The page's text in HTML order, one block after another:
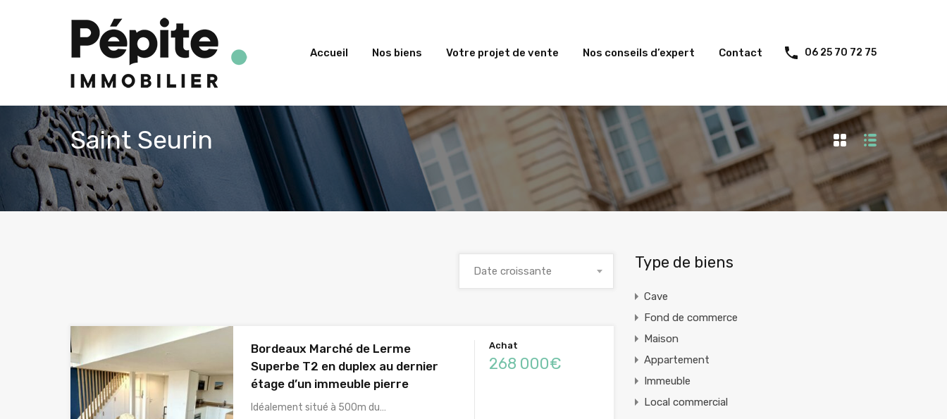
Accueil Nos biens Votre projet de vente Nos conseils d’expert Contact 06 25 70 72 75
Saint Seurin
Date croissante
Bordeaux Marché de Lerme
Superbe T2 en duplex au dernier
étage d’un immeuble pierre
Idéalement situé à 500m du…
Achat
268 000€
Type de biens
Cave
Fond de commerce
Maison
Appartement
Immeuble
Local commercial